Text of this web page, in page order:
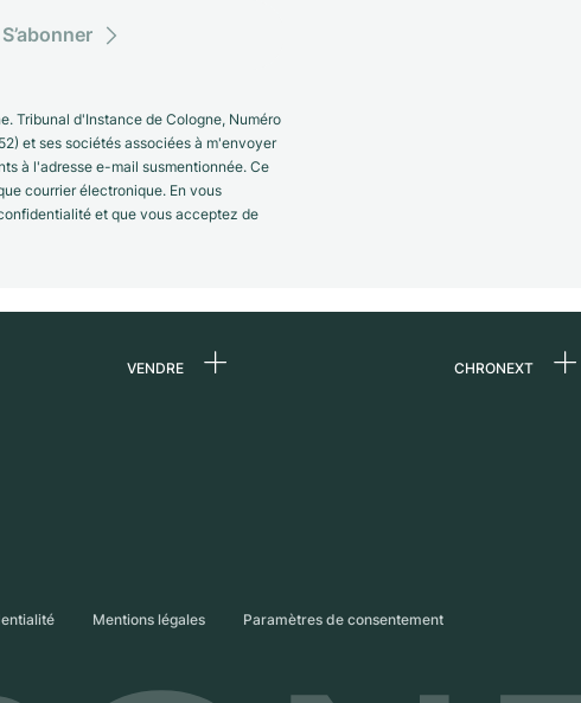
S’abonner
Tribunal d'Instance de Cologne, Numéro
et ses sociétés associées à m'envoyer
à l'adresse e-mail susmentionnée. Ce
courrier électronique. En vous
et que vous acceptez de
VENDRE CHRONEXT
Mentions légales Paramètres de consentement